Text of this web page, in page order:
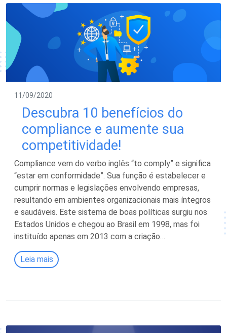
11/09/2020
Descubra 10 benefícios do
compliance e aumente sua
competitividade!
Compliance vem do verbo inglês “to comply” e significa
“estar em conformidade”. Sua função é estabelecer e
cumprir normas e legislações envolvendo empresas,
resultando em ambientes organizacionais mais íntegros
e saudáveis. Este sistema de boas políticas surgiu nos
Estados Unidos e chegou ao Brasil em 1998, mas foi
instituído apenas em 2013 com a criação…
Leia mais